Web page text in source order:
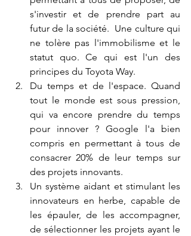
s'investir et de prendre part au
futur de la société.  Une culture qui
ne tolère pas l'immobilisme et le
statut quo. Ce qui est l'un des
principes du Toyota Way.
Du temps et de l'espace. Quand
tout le monde est sous pression,
qui va encore prendre du temps
pour innover ? Google l'a bien
compris en permettant à tous de
consacrer 20% de leur temps sur
des projets innovants.
Un système aidant et stimulant les
innovateurs en herbe, capable de
les épauler, de les accompagner,
de sélectionner les projets ayant le